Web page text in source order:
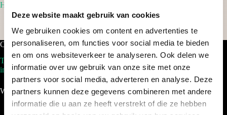
Deze website maakt gebruik van cookies
We gebruiken cookies om content en advertenties te
personaliseren, om functies voor social media te bieden
en om ons websiteverkeer te analyseren. Ook delen we
informatie over uw gebruik van onze site met onze
partners voor social media, adverteren en analyse. Deze
partners kunnen deze gegevens combineren met andere
informatie die u aan ze heeft verstrekt of die ze hebben
Home
Cocktailbar.nl
Tel. 088-2035100
info@cocktailbar.nl
Wij werken landelijk!